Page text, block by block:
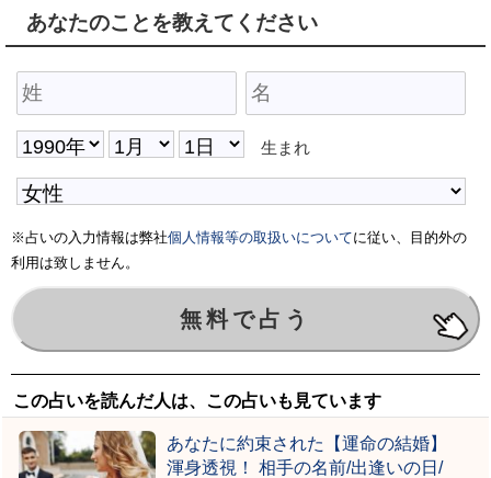
あなたのことを教えてください
生まれ
※占いの入力情報は弊社個人情報等の取扱いについてに従い、目的外の
利用は致しません。
この占いを読んだ人は、この占いも見ています
あなたに約束された【運命の結婚】
渾身透視！ 相手の名前/出逢いの日/